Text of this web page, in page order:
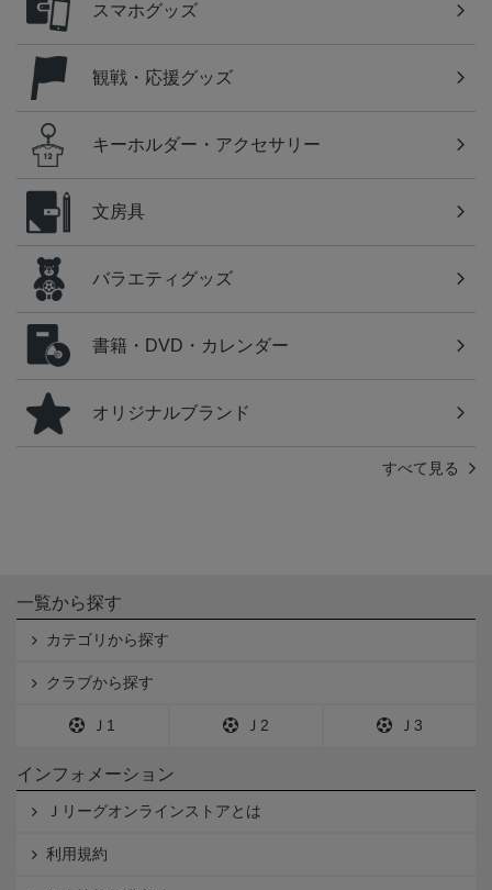
スマホグッズ
観戦・応援グッズ
キーホルダー・アクセサリー
文房具
バラエティグッズ
書籍・DVD・カレンダー
オリジナルブランド
すべて見る
一覧から探す
カテゴリから探す
クラブから探す
Ｊ1 Ｊ2 Ｊ3
インフォメーション
Ｊリーグオンラインストアとは
利用規約